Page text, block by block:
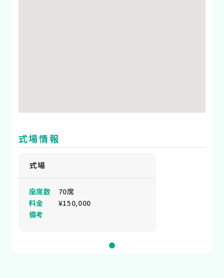
式場情報
式場
座席数
70席
料金
¥150,000
備考